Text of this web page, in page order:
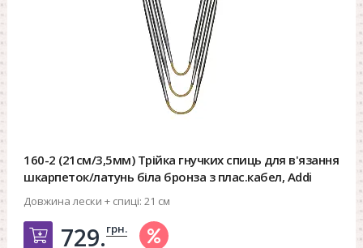
160-2 (21см/3,5мм) Трійка гнучких спиць для в'язання
шкарпеток/латунь біла бронза з плас.кабел, Addi
Довжина лески + спиці: 21 см
Добавить в корзину
729.грн.